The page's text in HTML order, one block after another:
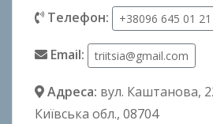
Телефон: +38096 645 01 21
Email: triitsia@gmail.com
Адреса: вул. Каштанова,
Київська обл., 08704